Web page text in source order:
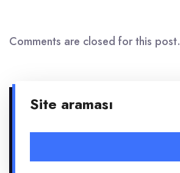
Comments are closed for this post.
Site araması